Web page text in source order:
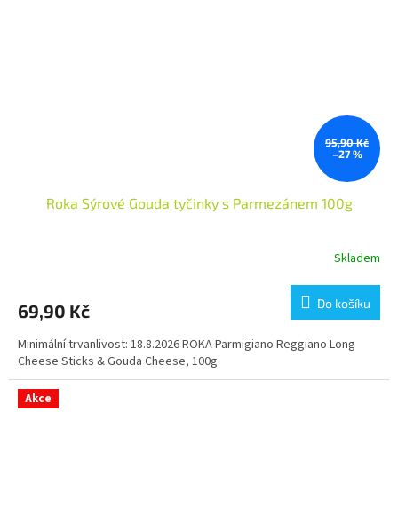
95,90 Kč
–27 %
Roka Sýrové Gouda tyčinky s Parmezánem 100g
Skladem
69,90 Kč Do košíku
Minimální trvanlivost: 18.8.2026 ROKA Parmigiano Reggiano Long
Cheese Sticks & Gouda Cheese, 100g
Akce